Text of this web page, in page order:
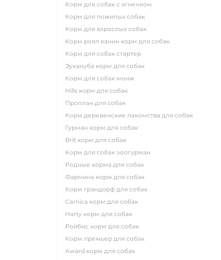
корм для собак с ягненком
корм для пожилых собак
корм для взрослых собак
корм роял канин корм для собак
корм для собак стартер
эукануба корм для собак
корм для собак монж
hills корм для собак
проплан для собак
корм деревенские лакомства для собак
гурман корм для собак
brit корм для собак
корм для собак зоогурман
родные корма для собак
фармина корм для собак
корм грандорф для собак
carnica корм для собак
harty корм для собак
ройбис корм для собак
корм премьер для собак
award корм для собак